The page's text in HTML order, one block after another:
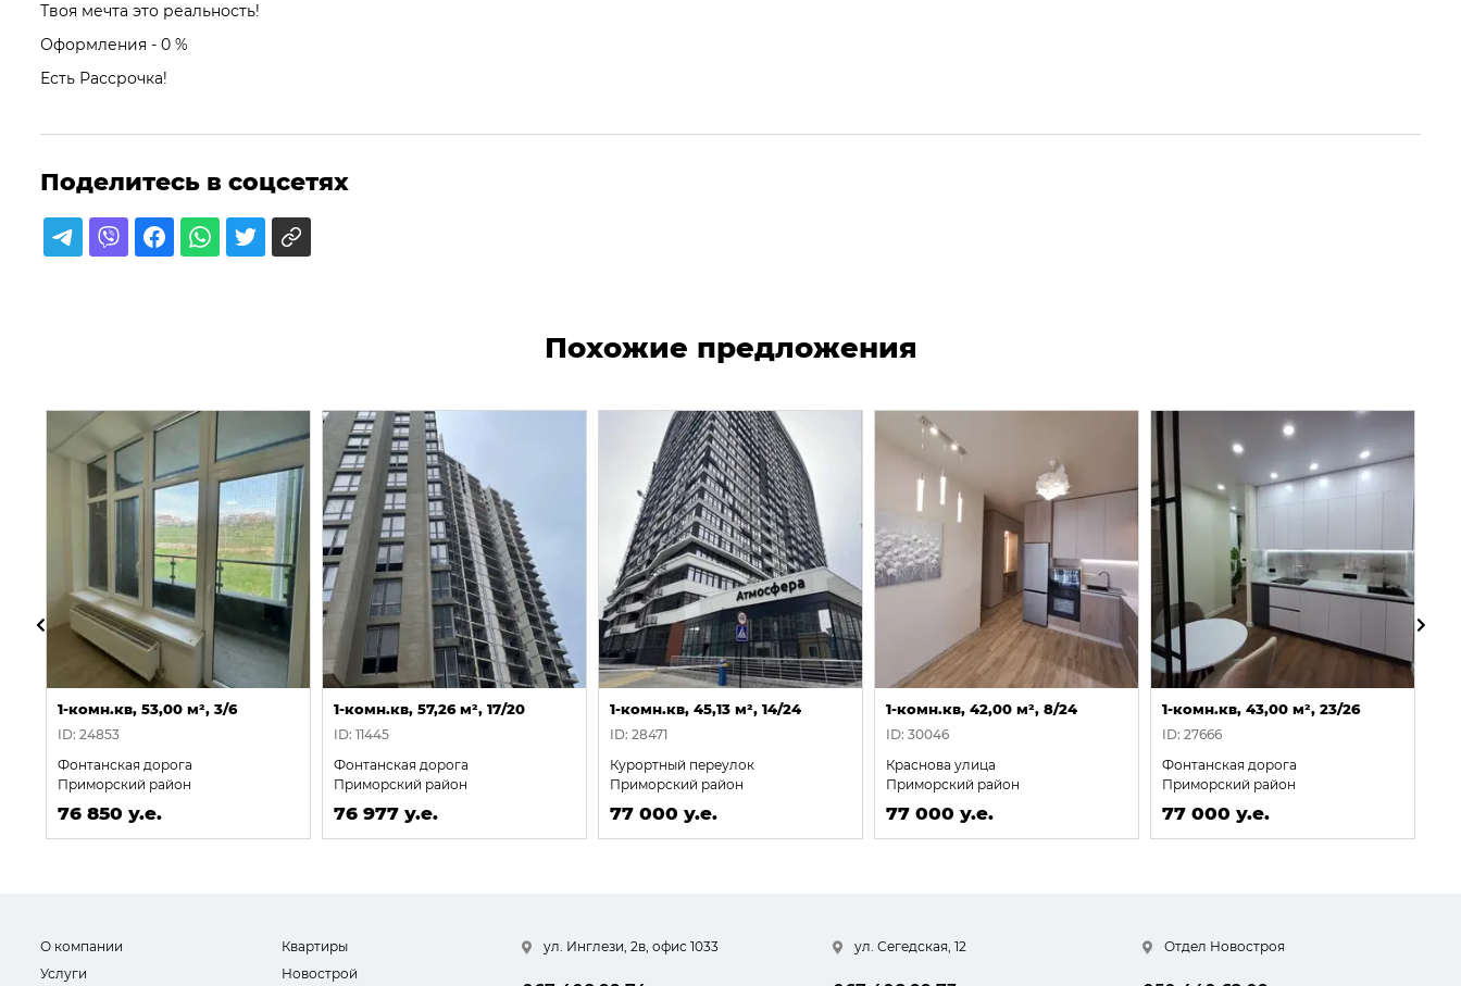
Твоя мечта это реальность!
Оформления - 0 %
Есть Рассрочка!
Поделитесь в соцсетях
Похожие предложения
1-комн.кв, 53,00 м², 3/6
ID: 24853
Фонтанская дорога
Приморский район
76 850 у.е.
1-комн.кв, 57,26 м², 17/20
ID: 11445
Фонтанская дорога
Приморский район
76 977 у.е.
1-комн.кв, 45,13 м², 14/24
ID: 28471
Курортный переулок
Приморский район
77 000 у.е.
1-комн.кв, 42,00 м², 8/24
ID: 30046
Краснова улица
Приморский район
77 000 у.е.
1-комн.кв, 43,00 м², 23/26
ID: 27666
Фонтанская дорога
Приморский район
77 000 у.е.
О компании
Услуги
Квартиры
Новострой
ул. Инглези, 2в, офис 1033 ул. Сегедская, 12 Отдел Новостроя